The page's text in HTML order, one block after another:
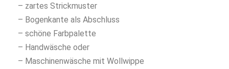
– zartes Strickmuster
– Bogenkante als Abschluss
– schöne Farbpalette
– Handwäsche oder
– Maschinenwäsche mit Wollwippe